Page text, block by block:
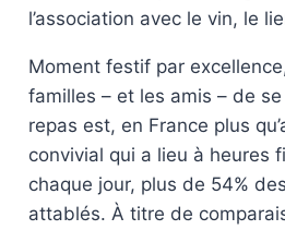
l’association avec le vin, le
Moment festif par
familles – et les amis – de
repas est, en France plus
convivial qui a lieu à heures
chaque jour, plus de 54%
attablés. À titre de